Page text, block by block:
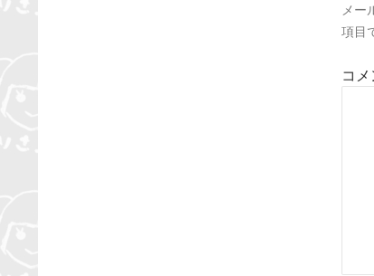
メー
項目
コメ